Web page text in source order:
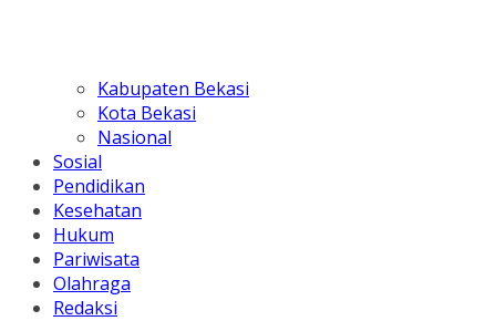
Kabupaten Bekasi
Kota Bekasi
Nasional
Sosial
Pendidikan
Kesehatan
Hukum
Pariwisata
Olahraga
Redaksi